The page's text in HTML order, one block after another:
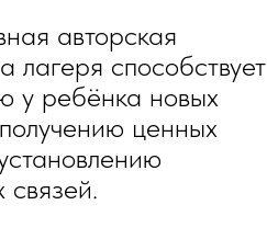
авторская
лагеря способствует
у ребёнка новых
ценных
связей.